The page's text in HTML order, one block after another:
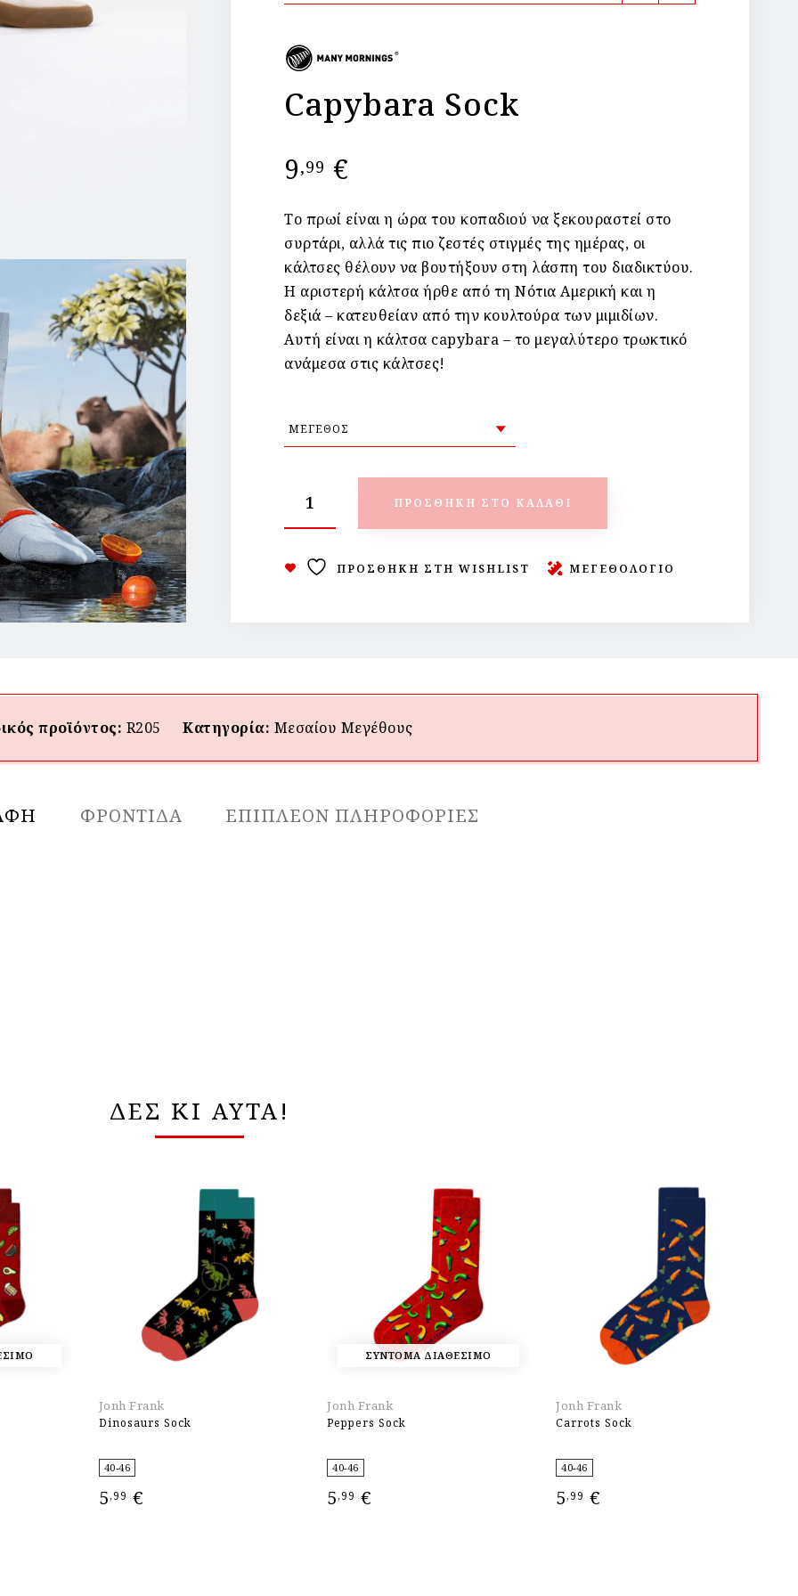
Capybara Sock
9,99 €
Το πρωί είναι η ώρα του κοπαδιού να ξεκουραστεί στο
συρτάρι, αλλά τις πιο ζεστές στιγμές της ημέρας, οι
κάλτσες θέλουν να βουτήξουν στη λάσπη του διαδικτύου.
Η αριστερή κάλτσα ήρθε από τη Νότια Αμερική και η
δεξιά – κατευθείαν από την κουλτούρα των μιμιδίων.
Αυτή είναι η κάλτσα capybara – το μεγαλύτερο τρωκτικό
ανάμεσα στις κάλτσες!
ΠΡΟΣΘΉΚΗ ΣΤΟ ΚΑΛΆΘΙ
ΠΡΟΣΘΉΚΗ ΣΤΗ WISHLIST ΜΕΓΕΘΟΛΟΓΙΟ
προϊόντος: R205 Κατηγορία: Μεσαίου Mεγέθους
ΦΡΟΝΤΙΔΑ ΕΠΙΠΛΈΟΝ ΠΛΗΡΟΦΟΡΊΕΣ
ΔΕΣ ΚΙ ΑΥΤΑ!
Jonh Frank
Dinosaurs Sock
40-46
5,99 €
ΣΥΝΤΟΜΑ ΔΙΑΘΕΣΙΜΟ
Jonh Frank
Peppers Sock
40-46
5,99 €
Jonh Frank
Carrots Sock
40-46
5,99 €